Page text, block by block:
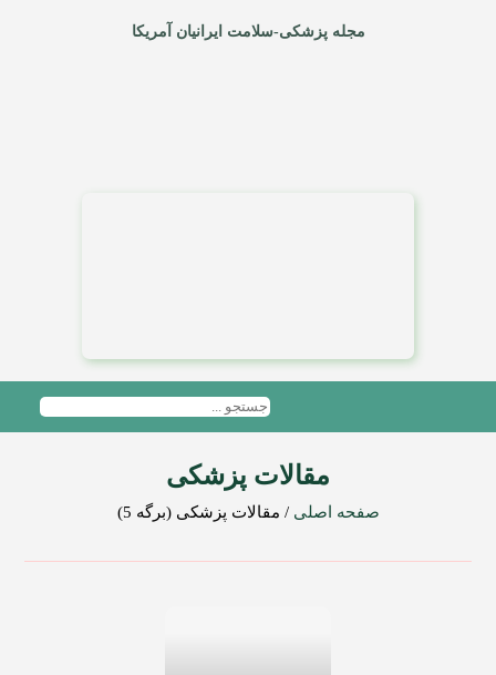
مجله پزشکی-سلامت ایرانیان آمریکا
مقالات پزشکی
صفحه اصلی / مقالات پزشکی (برگه 5)